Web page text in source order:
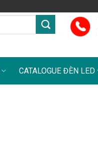
CATALOGUE ĐÈN LED